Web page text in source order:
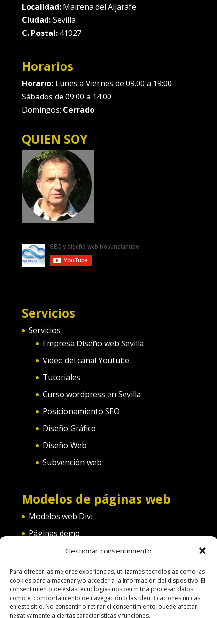
Gestionar consentimiento
Para ofrecer las mejores experiencias, utilizamos tecnologías como las
cookies para almacenar y/o acceder a la información del dispositivo. El
consentimiento de estas tecnologías nos permitirá procesar datos
como el comportamiento de navegación o las identificaciones únicas
en este sitio. No consentir o retirar el consentimiento, puede afectar
negativamente a ciertas características y funciones.
Localidad:Mairena del Aljarafe
Ciudad:Sevilla
C. Postal:41927
Horarios
Horario:Lunes a Viernes de 09.00 a 19:00
Sábados de 09:00 a 14:00
Domingos: Cerrado
QUIEN SOY
Servicios
Servicios
Empresa Diseño web Sevilla
Video del canal Youtube
Tutoriales
Curso wordpress en Sevilla
Posicionamiento SEO
Diseño Gráfico
Diseño Web
Subvención web
Modelos de páginas web
Modelos web Divi
Páginas demo
Web convento
Web diferentes categorías